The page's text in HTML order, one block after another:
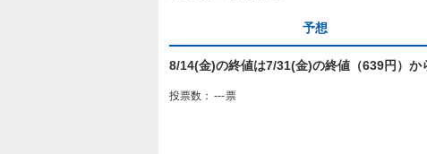
予想
8/14(金)の終値は7/31(金)の終値（639円）か
投票数： ---票